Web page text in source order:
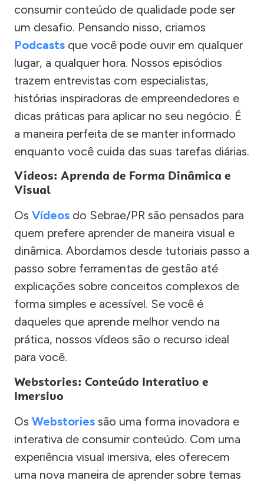
consumir conteúdo de qualidade pode ser
um desafio. Pensando nisso, criamos
Podcasts que você pode ouvir em qualquer
lugar, a qualquer hora. Nossos episódios
trazem entrevistas com especialistas,
histórias inspiradoras de empreendedores e
dicas práticas para aplicar no seu negócio. É
a maneira perfeita de se manter informado
enquanto você cuida das suas tarefas diárias.
Vídeos: Aprenda de Forma Dinâmica e
Visual
Os Vídeos do Sebrae/PR são pensados para
quem prefere aprender de maneira visual e
dinâmica. Abordamos desde tutoriais passo a
passo sobre ferramentas de gestão até
explicações sobre conceitos complexos de
forma simples e acessível. Se você é
daqueles que aprende melhor vendo na
prática, nossos vídeos são o recurso ideal
para você.
Webstories: Conteúdo Interativo e
Imersivo
Os Webstories são uma forma inovadora e
interativa de consumir conteúdo. Com uma
experiência visual imersiva, eles oferecem
uma nova maneira de aprender sobre temas